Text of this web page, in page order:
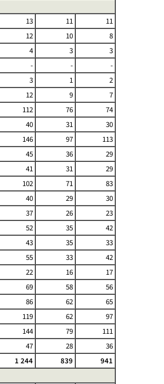
13 11
11
12 10
8
4 3
3
- -
-
3 1
2
12 9
7
112 76
74
40 31
30
146 97
113
45 36
29
41 31
29
102 71
83
40 29
30
37 26
23
52 35
42
43 35
33
55 33
42
22 16
17
69 58
56
86 62
65
119 62
97
144 79
111
47 28
36
1 244 839
941